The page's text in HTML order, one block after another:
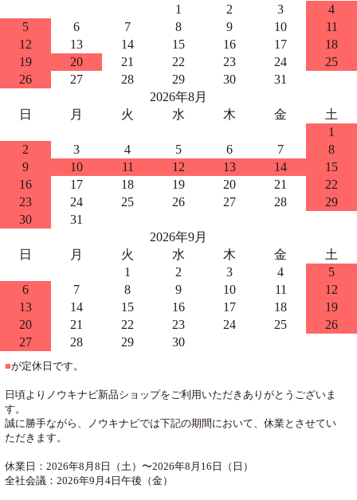
1
2 3
4
5
6 7 8 9 10
11
12
13 14 15 16 17
18
19
20 21 22 23 24
25
26
27 28 29 30
31
2026年8月
日
月 火 水 木 金
土
1
2
3 4 5 6 7
8
9
10 11 12 13 14
15
16
17 18 19 20 21
22
23
24 25 26 27 28
29
30
31
2026年9月
日
月 火 水 木 金
土
1
2 3 4
5
6
7 8 9 10 11
12
13
14 15 16 17 18
19
20
21 22 23 24 25
26
27
28 29 30
■が定休日です。
日頃よりノウキナビ新品ショップをご利用いただきありがとうございま
す。
誠に勝手ながら、ノウキナビでは下記の期間において、休業とさせてい
ただきます。
休業日：2026年8月8日（土）〜2026年8月16日（日）
全社会議：2026年9月4日午後（金）